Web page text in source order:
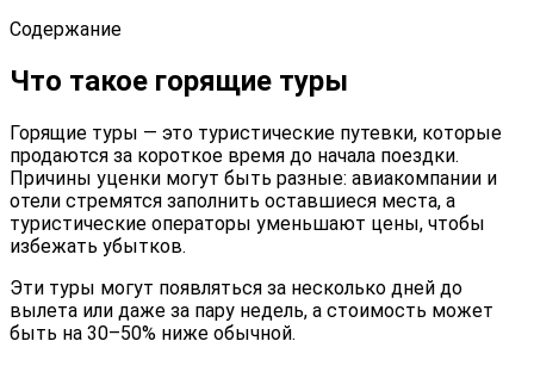
Содержание
Что такое горящие туры
Горящие туры — это туристические путевки, которые
продаются за короткое время до начала поездки.
Причины уценки могут быть разные: авиакомпании и
отели стремятся заполнить оставшиеся места, а
туристические операторы уменьшают цены, чтобы
избежать убытков.
Эти туры могут появляться за несколько дней до
вылета или даже за пару недель, а стоимость может
быть на 30–50% ниже обычной.